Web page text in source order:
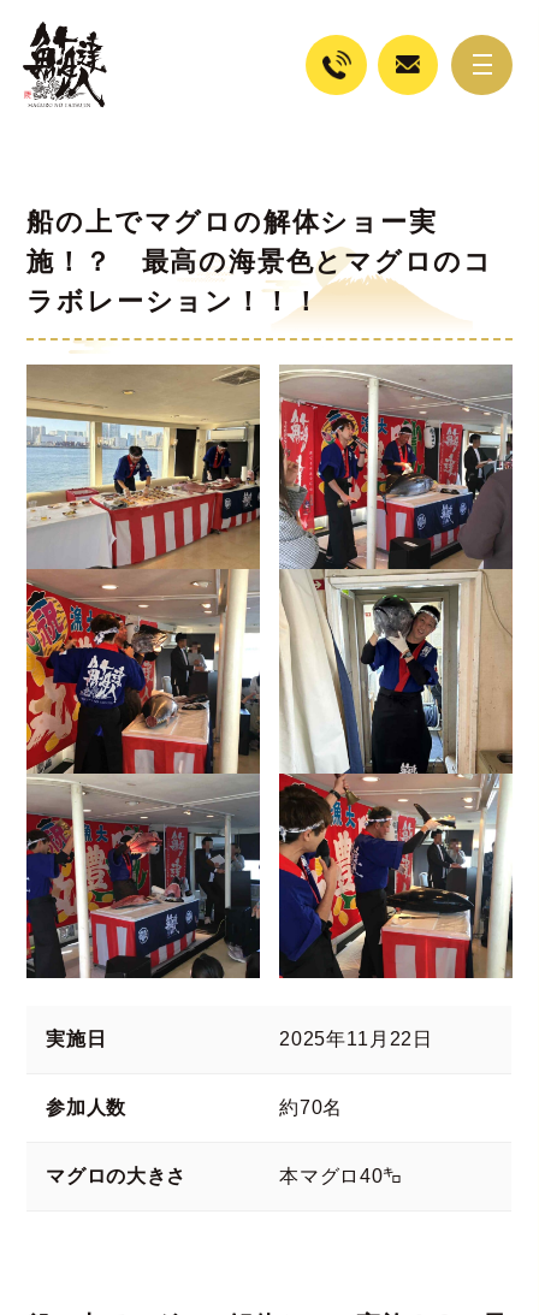
船の上でマグロの解体ショー実
施！？ 最高の海景色とマグロのコ
ラボレーション！！！
実施日 2025年11月22日
参加人数 約70名
マグロの大きさ 本マグロ40㌔